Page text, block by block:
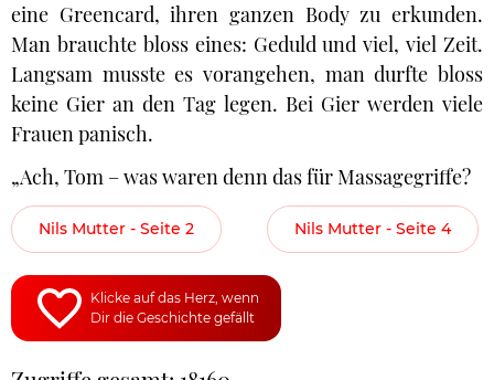
eine Greencard, ihren ganzen Body zu erkunden.
Man brauchte bloss eines: Geduld und viel, viel Zeit.
Langsam musste es vorangehen, man durfte bloss
keine Gier an den Tag legen. Bei Gier werden viele
Frauen panisch.
„Ach, Tom – was waren denn das für Massagegriffe?
Nils Mutter - Seite 4
Nils Mutter - Seite 2
Klicke auf das Herz, wenn
Dir die Geschichte gefällt